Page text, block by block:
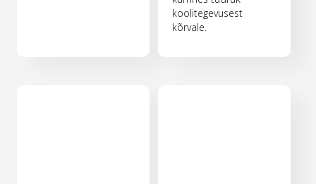
koolitegevusest
kõrvale.